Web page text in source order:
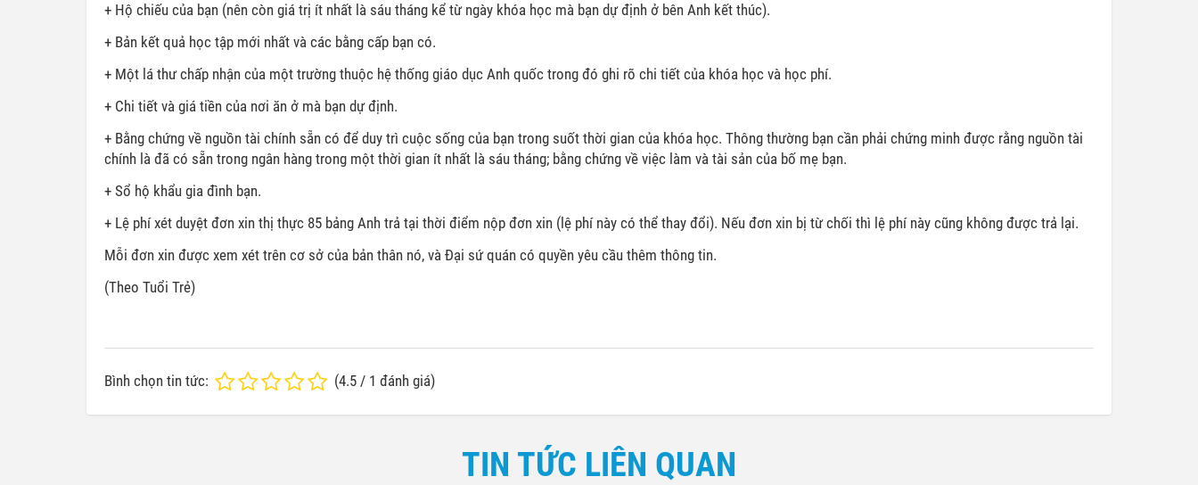
+ Hộ chiếu của bạn (nên còn giá trị ít nhất là sáu tháng kể từ ngày khóa học mà bạn dự định ở bên Anh kết thúc).
+ Bản kết quả học tập mới nhất và các bằng cấp bạn có.
+ Một lá thư chấp nhận của một trường thuộc hệ thống giáo dục Anh quốc trong đó ghi rõ chi tiết của khóa học và học phí.
+ Chi tiết và giá tiền của nơi ăn ở mà bạn dự định.
+ Bằng chứng về nguồn tài chính sẵn có để duy trì cuộc sống của bạn trong suốt thời gian của khóa học. Thông thường bạn cần phải chứng minh được rằng nguồn tài
chính là đã có sẵn trong ngân hàng trong một thời gian ít nhất là sáu tháng; bằng chứng về việc làm và tài sản của bố mẹ bạn.
+ Sổ hộ khẩu gia đình bạn.
+ Lệ phí xét duyệt đơn xin thị thực 85 bảng Anh trả tại thời điểm nộp đơn xin (lệ phí này có thể thay đổi). Nếu đơn xin bị từ chối thì lệ phí này cũng không được trả lại.
Mỗi đơn xin được xem xét trên cơ sở của bản thân nó, và Đại sứ quán có quyền yêu cầu thêm thông tin.
(Theo Tuổi Trẻ)
Bình chọn tin tức: (4.5 / 1 đánh giá)
TIN TỨC LIÊN QUAN